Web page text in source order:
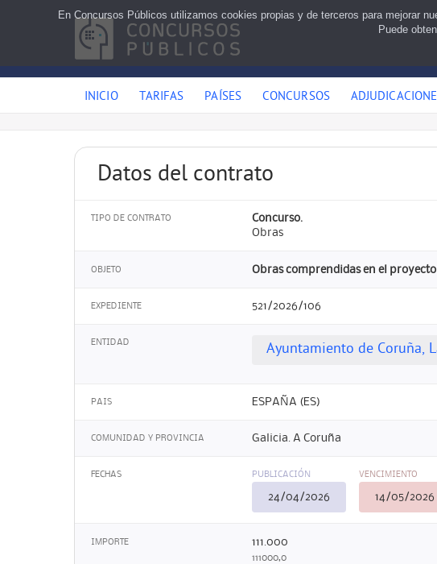
INICIO TARIFAS PAÍSES CONCURSOS
Datos del contrato
TIPO DE CONTRATO
Concurso.
Obras
OBJETO Obras comprendidas en el
EXPEDIENTE 521/2026/106
ENTIDAD Ayuntamiento de Coruña,
PAIS ESPAÑA (ES)
COMUNIDAD Y PROVINCIA Galicia. A Coruña
FECHAS PUBLICACIÓN
24/04/2026
VENCIMIENTO
14/05/2026
IMPORTE 111.000
111000,0
En Concursos Públicos utilizamos cookies propias y de terceros para mejorar
Puede